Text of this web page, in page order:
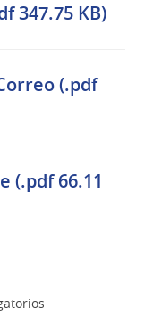
347.75 KB)
(.pdf
(.pdf 66.11